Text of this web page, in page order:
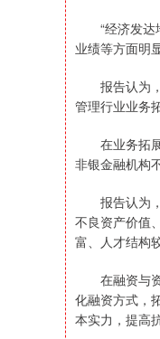
“经济发达地
业绩等方面明
报告认为，
管理行业业务
在业务拓展
非银金融机构
报告认为，
不良资产价值
富、人才结构
在融资与资
化融资方式，
本实力，提高